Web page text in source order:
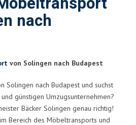
nach
von Solingen nach Budapest
Solingen nach Budapest und suchst
günstigen Umzugsunternehmen?
Bäcker Solingen genau richtig!
Bereich des Möbeltransports und